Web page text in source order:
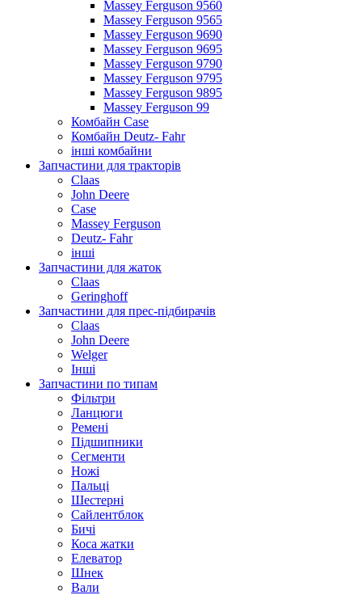
Massey Ferguson 9560
Massey Ferguson 9565
Massey Ferguson 9690
Massey Ferguson 9695
Massey Ferguson 9790
Massey Ferguson 9795
Massey Ferguson 9895
Massey Ferguson 99
Комбайн Case
Комбайн Deutz- Fahr
інші комбайни
Запчастини для тракторів
Claas
John Deere
Case
Massey Ferguson
Deutz- Fahr
інші
Запчастини для жаток
Claas
Geringhoff
Запчастини для прес-підбирачів
Claas
John Deere
Welger
Інші
Запчастини по типам
Фільтри
Ланцюги
Ремені
Підшипники
Сегменти
Ножі
Пальці
Шестерні
Сайлентблок
Бичі
Коса жатки
Елеватор
Шнек
Вали